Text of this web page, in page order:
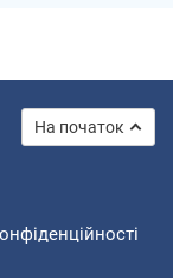
На початок